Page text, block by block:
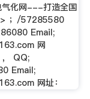
气化网---打造全国
；/57285580
Email;
网
， QQ;
Email;
网址：